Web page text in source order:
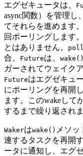
エグゼキュータは、
async関数）を管理し
てそれらを進めます
回ポーリングします
とはありません。
poll
合、
Futureは、 wake()
ガーされてウェイク
Futureはエグゼキュ
にポーリングを再開
ます。このwakeして
するまで繰り返されま
Wakerはwake() メソッ
連するタスクを再開
ータに通知し、エグ